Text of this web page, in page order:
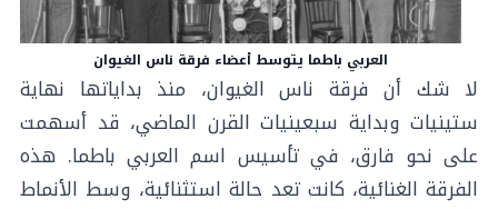
العربي باطما يتوسط أعضاء فرقة ناس الغيوان
لا شك أن فرقة ناس الغيوان، منذ بداياتها نهاية
ستينيات وبداية سبعينيات القرن الماضي، قد أسهمت
على نحو فارق، في تأسيس اسم العربي باطما. هذه
الفرقة الغنائية، كانت تعد حالة استثنائية، وسط الأنماط